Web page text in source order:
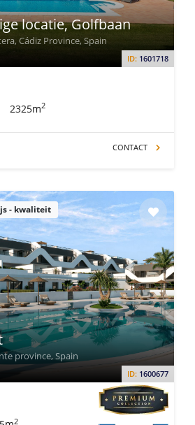
ID: 1601718
locatie, Golfbaan
Cádiz Province, Spain
2325m2
CONTACT
- kwaliteit
ID: 1600677
province, Spain
2